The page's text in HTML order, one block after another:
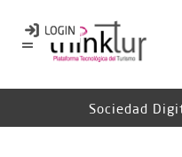
Sociedad